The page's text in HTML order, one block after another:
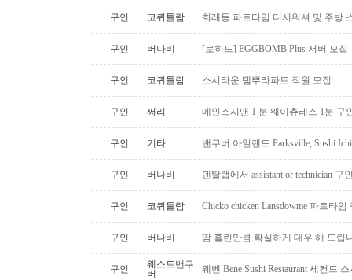
구인 코퀴틀람 희래등 파트타임 디시워셔 및 주방
구인 버나비 [로히드] EGGBOMB Plus 서버 모집
구인 코퀴틀람 스시타운 템뿌라파트 직원 모집
구인 써리 메인스시맨 1 분 웨이츄레스 1분 구
구인 기타 밴쿠버 아일랜드 Parksville, Sushi
구인 버나비 덴탈랩에서 assistant or technician 구
구인 코퀴틀람 Chicko chicken Lansdowme 파트타
구인 버나비 땀 흘린만큼 확실하게 대우 해 드립
구인
웨스트밴쿠
버
웨벤 Bene Sushi Restaurant 세컨드